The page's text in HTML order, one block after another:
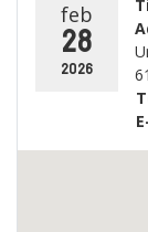
feb
28
2026